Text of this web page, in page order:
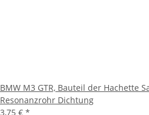
BMW M3 GTR, Bauteil der Hachette
Resonanzrohr Dichtung
3,75 € *